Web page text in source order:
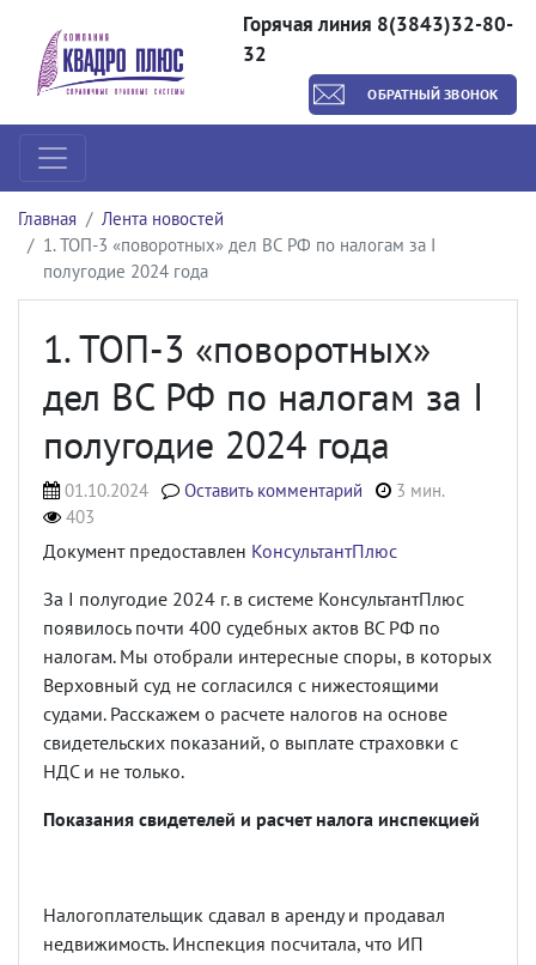
Горячая линия 8(3843)32-80-
32
ОБРАТНЫЙ ЗВОНОК
Главная
Лента новостей
1. ТОП-3 «поворотных» дел ВС РФ по налогам за I
полугодие 2024 года
1. ТОП-3 «поворотных»
дел ВС РФ по налогам за I
полугодие 2024 года
01.10.2024 Оставить комментарий
3 мин.
403
Документ предоставлен КонсультантПлюс
За I полугодие 2024 г. в системе КонсультантПлюс
появилось почти 400 судебных актов ВС РФ по
налогам. Мы отобрали интересные споры, в которых
Верховный суд не согласился с нижестоящими
судами. Расскажем о расчете налогов на основе
свидетельских показаний, о выплате страховки с
НДС и не только.
Показания свидетелей и расчет налога инспекцией
Налогоплательщик сдавал в аренду и продавал
недвижимость. Инспекция посчитала, что ИП